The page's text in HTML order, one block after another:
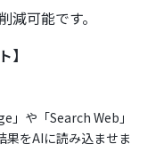
可能です。
】
」や「Search Web」
果をAIに読み込ませま